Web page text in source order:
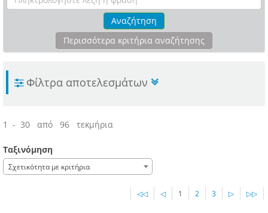
Αναζήτηση
Περισσότερα κριτήρια αναζήτησης
Φίλτρα αποτελεσμάτων
1 - 30 από 96 τεκμήρια
Ταξινόμηση
Σχετικότητα με κριτήρια
◁◁ ◁ 1 2 3 ▷ ▷▷